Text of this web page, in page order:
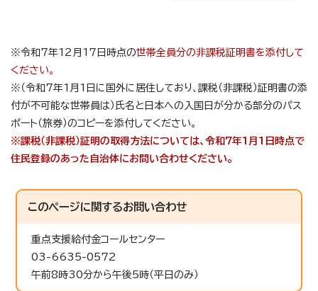
※令和7年12月17日時点の世帯全員分の非課税証明書を添付して
ください。
※（令和7年1月1日に国外に居住しており、課税（非課税）証明書の添
付が不可能な世帯員は）氏名と日本への入国日が分かる部分のパス
ポート（旅券）のコピーを添付してください。
※課税（非課税）証明の取得方法については、令和7年1月1日時点で
住民登録のあった自治体にお問い合わせください。
このページに関するお問い合わせ
重点支援給付金コールセンター
03-6635-0572
午前8時30分から午後5時（平日のみ）